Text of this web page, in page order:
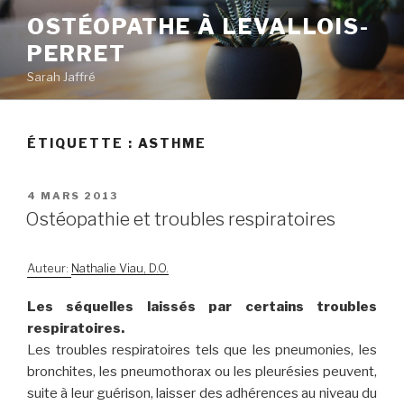
Aller
contenu
principal
OSTÉOPATHE À LEVALLOIS-
PERRET
Sarah Jaffré
ÉTIQUETTE : ASTHME
PUBLIÉ
LE
4 MARS 2013
Ostéopathie et troubles respiratoires
Auteur: Nathalie Viau, D.O.
Les séquelles laissés par certains troubles
respiratoires.
Les troubles respiratoires tels que les pneumonies, les
bronchites, les pneumothorax ou les pleurésies peuvent,
suite à leur guérison, laisser des adhérences au niveau du